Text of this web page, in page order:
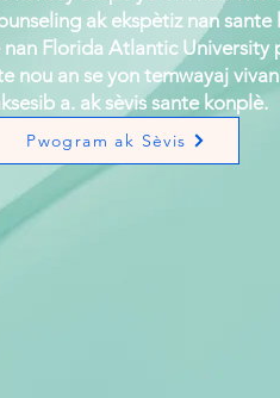
ak ekspètiz nan sante
nan Florida Atlantic
nou an se yon temwayaj
a. ak sèvis sante konplè.
Pwogram ak Sèvis